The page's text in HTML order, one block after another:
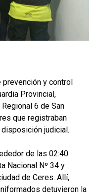
y control
Provincial,
6 de San
que registraban
judicial.
de las 02:40
Nacional Nº 34 y
de Ceres. Allí,
detuvieron la